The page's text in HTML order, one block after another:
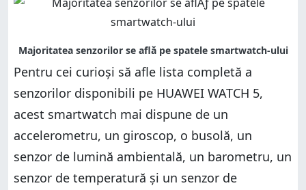
Pentru cei curioși să afle lista completă a
senzorilor disponibili pe HUAWEI WATCH 5,
acest smartwatch mai dispune de un
accelerometru, un giroscop, o busolă, un
senzor de lumină ambientală, un barometru, un
senzor de temperatură și un senzor de